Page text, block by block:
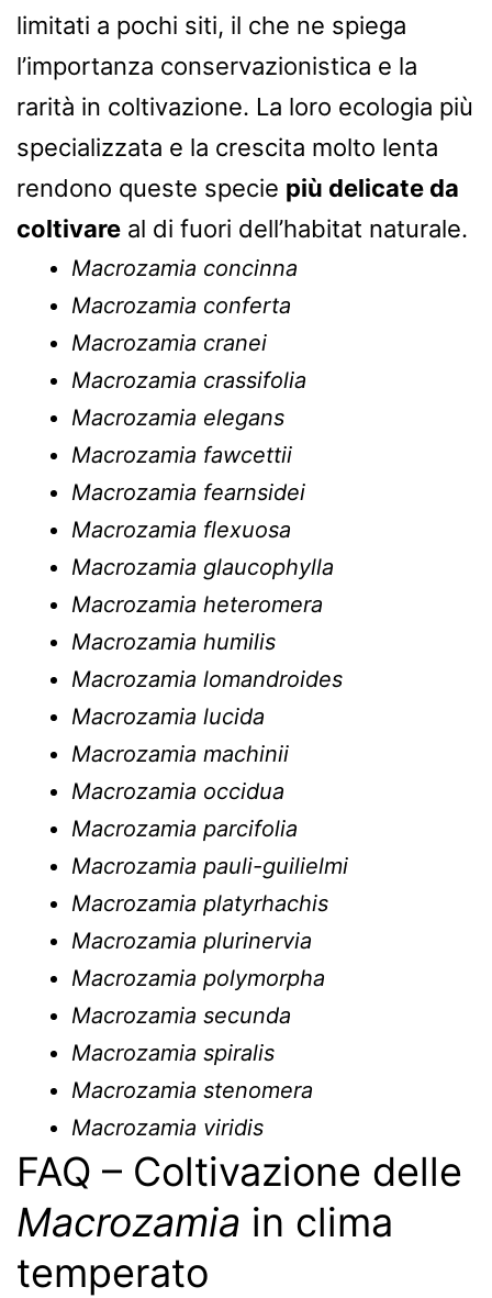
limitati a pochi siti, il che ne spiega
l’importanza conservazionistica e la
rarità in coltivazione. La loro ecologia più
specializzata e la crescita molto lenta
rendono queste specie più delicate da
coltivare al di fuori dell’habitat naturale.
Macrozamia concinna
Macrozamia conferta
Macrozamia cranei
Macrozamia crassifolia
Macrozamia elegans
Macrozamia fawcettii
Macrozamia fearnsidei
Macrozamia flexuosa
Macrozamia glaucophylla
Macrozamia heteromera
Macrozamia humilis
Macrozamia lomandroides
Macrozamia lucida
Macrozamia machinii
Macrozamia occidua
Macrozamia parcifolia
Macrozamia pauli-guilielmi
Macrozamia platyrhachis
Macrozamia plurinervia
Macrozamia polymorpha
Macrozamia secunda
Macrozamia spiralis
Macrozamia stenomera
Macrozamia viridis
FAQ – Coltivazione delle
Macrozamia in clima
temperato